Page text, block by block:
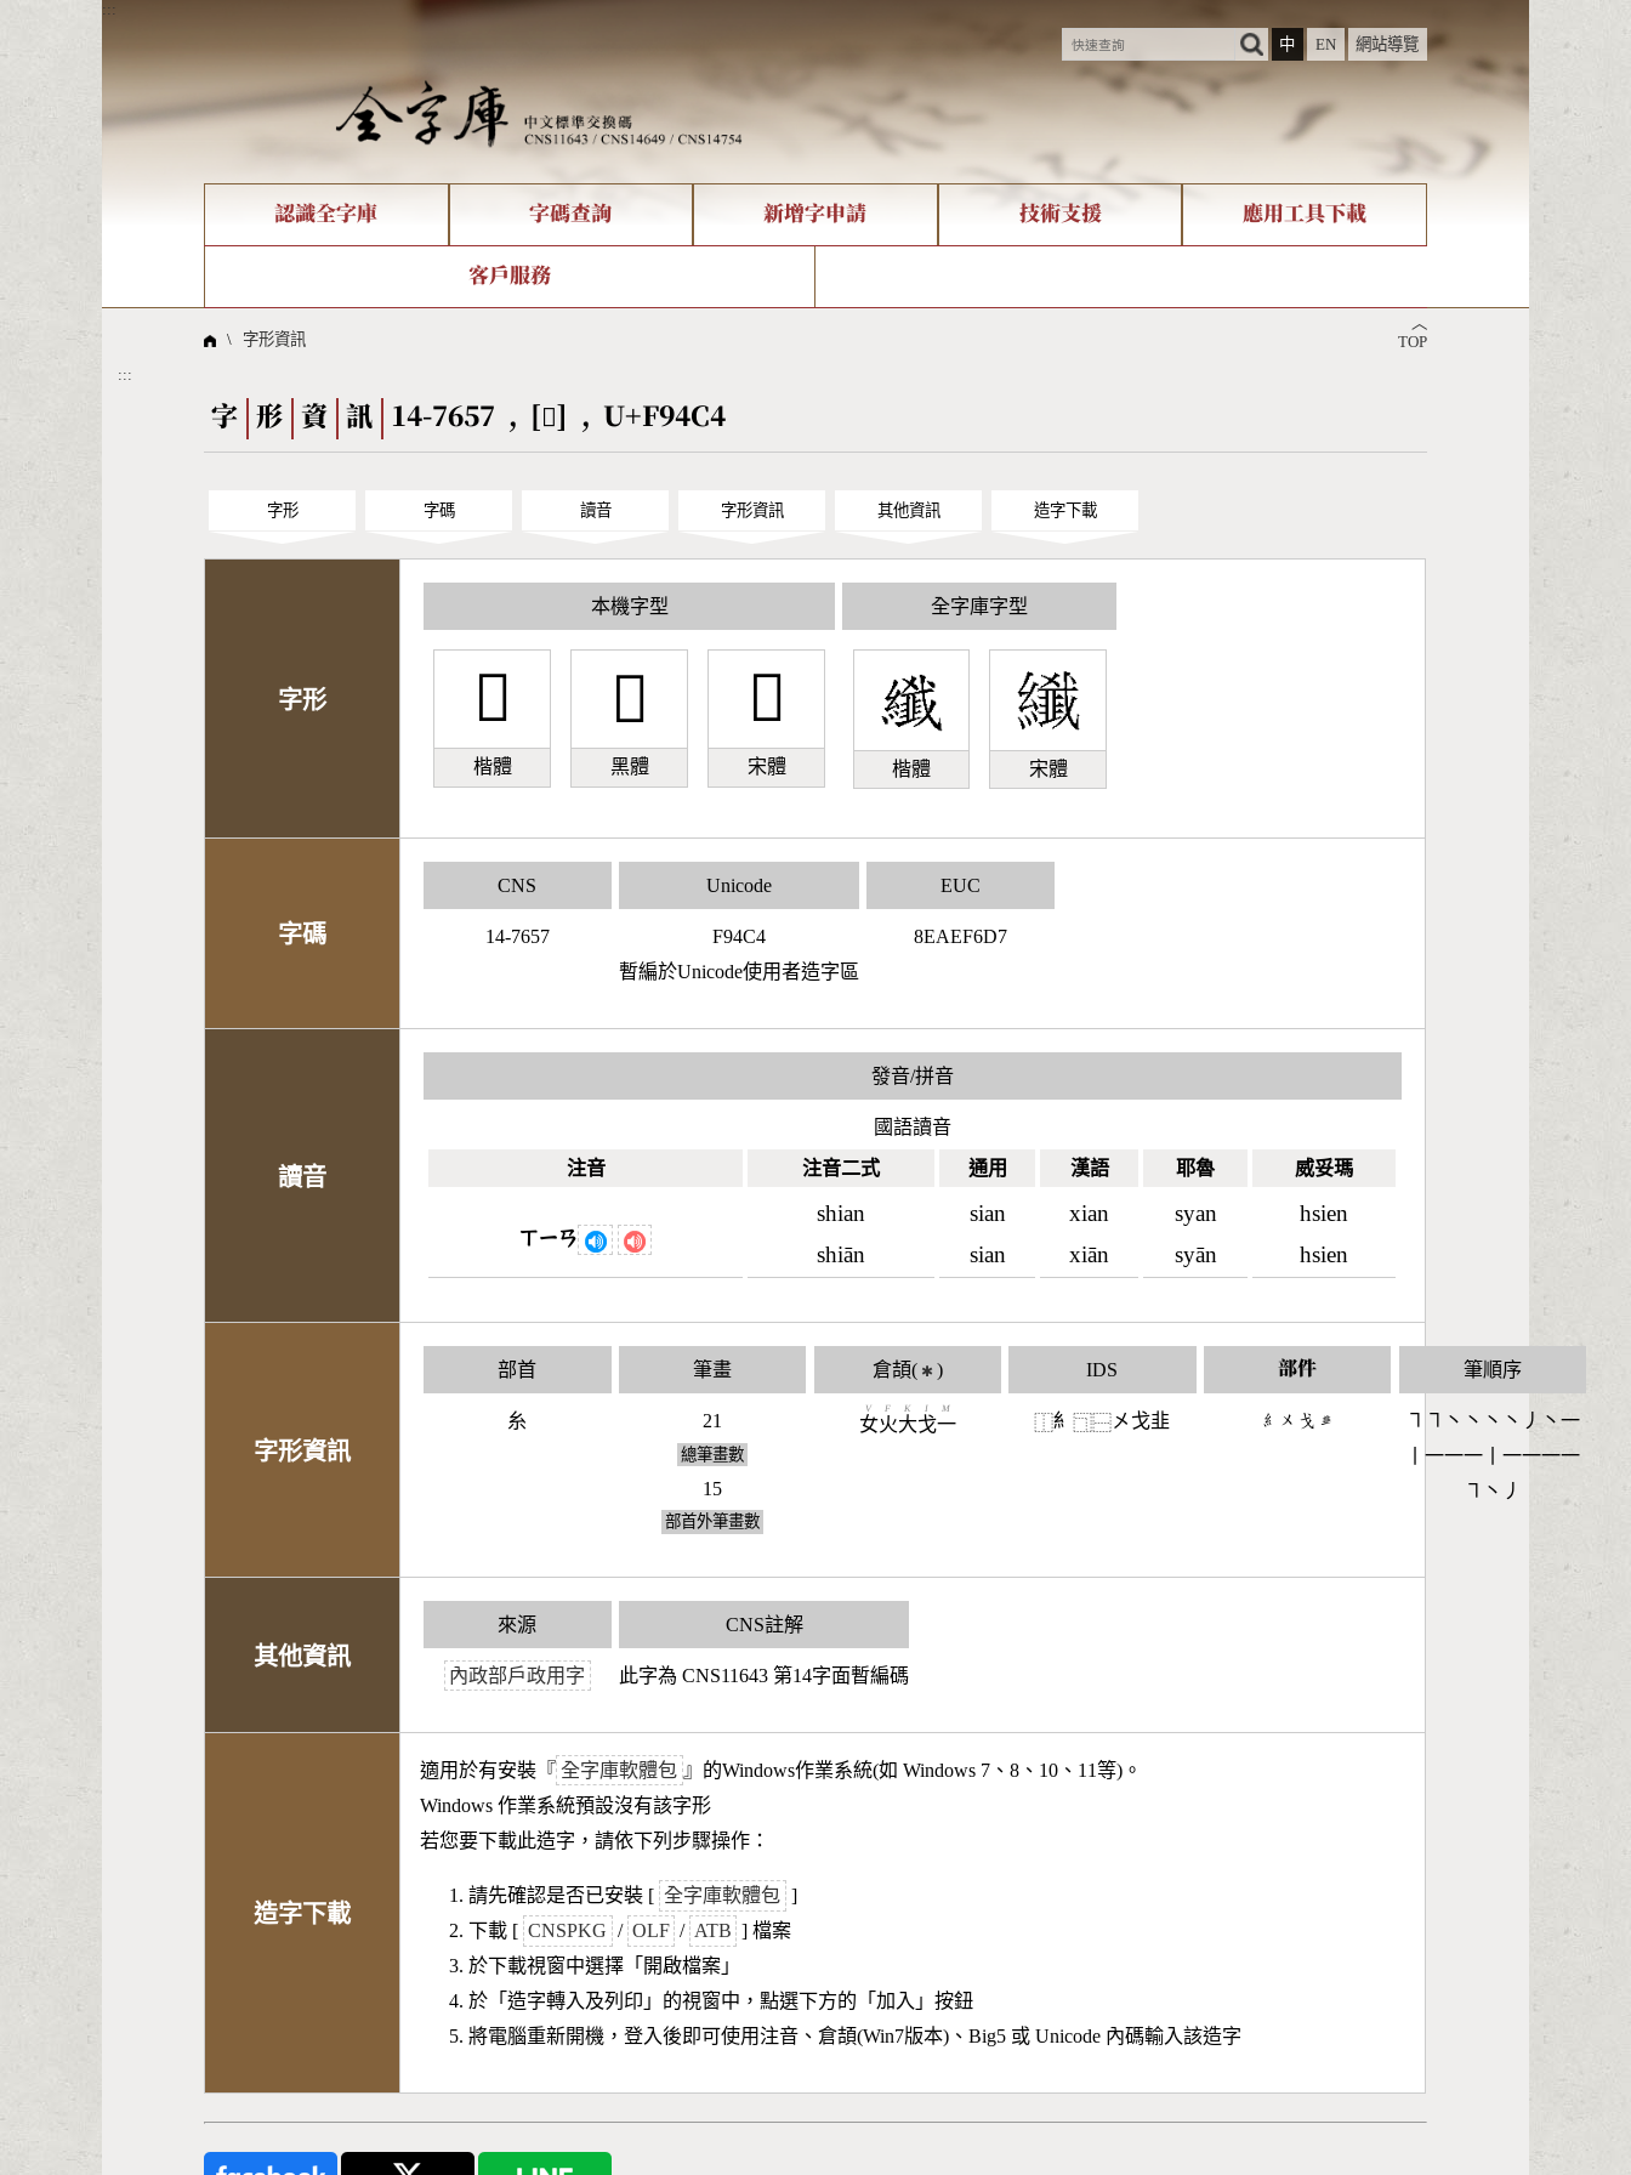
:::
中
EN 網站導覽
認識全字庫
全字庫現況
線上教學
字碼查詢
部件查詢
倉頡查詢
Big5查詢 拼音查詢
新增字申請 技術支援
造字解決方案
應用工具下載
字形下載
客戶服務
問題集
︿
TOP
\ 字形資訊
:::
字 形 資 訊 14-7657 , [󹓄] , U+F94C4
字形 字碼 讀音 字形資訊 其他資訊 造字下載
字形
本機字型
󹓄
楷體
󹓄
黑體
󹓄
宋體
全字庫字型
楷體 宋體
字碼
CNS
14-7657
Unicode
F94C4
暫編於Unicode使用者造字區
EUC
8EAEF6D7
讀音
發音/拼音
國語讀音
注音
注音二式 通用 漢語 耶魯 威妥瑪
ㄒㄧㄢ
shian
shiān
sian
sian
xian
xiān
syan
syān
hsien
hsien
字形資訊
部首
糸
筆畫
21
總筆畫數
15
部首外筆畫數
倉頡( ✱ )
女
V
火
F
大
K
戈
I
一
M
IDS
⿰糹⿹⿱㐅戈韭
部件
󶆠󶀵󶃉󶇙
筆順序
㇕㇕丶丶丶丶丿丶一
丨一一一丨一一一一
㇕丶丿
其他資訊
來源
內政部戶政用字
CNS註解
此字為 CNS11643 第14字面暫編碼
造字下載
適用於有安裝『 全字庫軟體包 』的Windows作業系統(如 Windows 7、8、10、11等)。
Windows 作業系統預設沒有該字形
若您要下載此造字，請依下列步驟操作：
請先確認是否已安裝 [ 全字庫軟體包 ]
下載 [ CNSPKG / OLF / ATB ] 檔案
於下載視窗中選擇「開啟檔案」
於「造字轉入及列印」的視窗中，點選下方的「加入」按鈕
將電腦重新開機，登入後即可使用注音、倉頡(Win7版本)、Big5 或 Unicode 內碼輸入該造字